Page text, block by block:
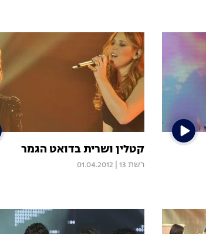
קטלין ושרית בדואט הגמר
רשת 13 01.04.2012